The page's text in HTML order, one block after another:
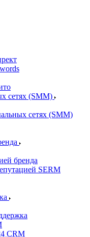
сетях (SMM)
сетях (SMM)
бренда
SERM
CRM